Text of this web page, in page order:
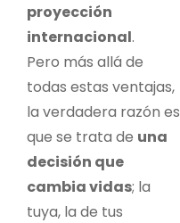
proyección
internacional.
Pero más allá de
todas estas ventajas,
la verdadera razón es
que se trata de una
decisión que
cambia vidas; la
tuya, la de tus